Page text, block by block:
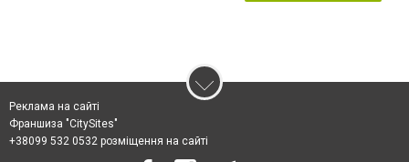
Реклама на сайті
Франшиза "CitySites"
+38099 532 0532 розміщення на сайті